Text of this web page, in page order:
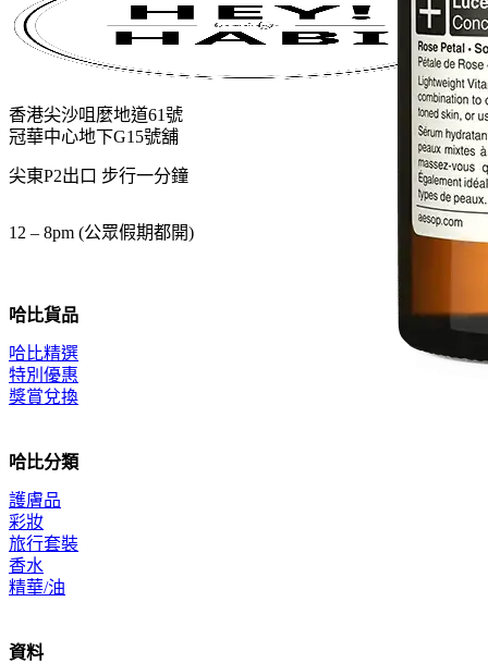
$960.0.$720.0.
哈比貨品
哈比精選
特別優惠
獎賞兌換
哈比分類
護膚品
彩妝
旅行套裝
香水
精華/油
資料
香港尖沙咀麼地道61號
冠華中心地下G15號舖
尖東P2出口 步行一分鐘
12 – 8pm (公眾假期都開)